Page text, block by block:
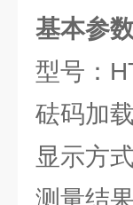
基本参数
型号：
砝码加
显示方
测量结